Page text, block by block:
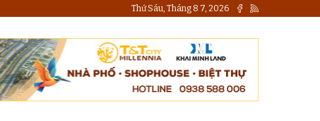
Thứ Sáu, Tháng 8 7, 2026